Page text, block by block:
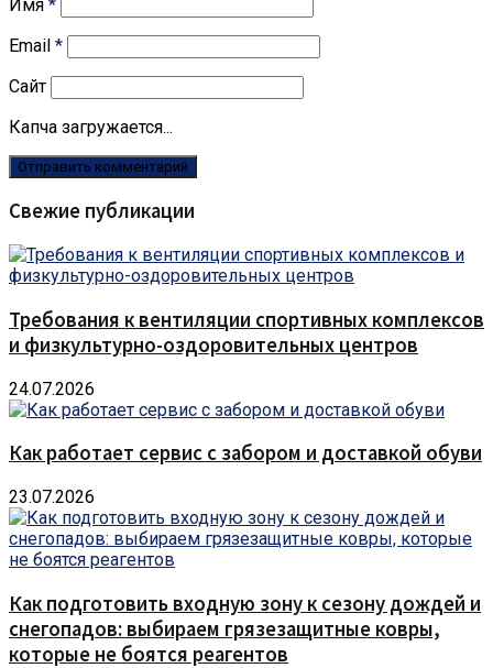
Имя *
Email *
Сайт
Капча загружается...
Свежие публикации
Требования к вентиляции спортивных комплексов
и физкультурно-оздоровительных центров
24.07.2026
Как работает сервис с забором и доставкой обуви
23.07.2026
Как подготовить входную зону к сезону дождей и
снегопадов: выбираем грязезащитные ковры,
которые не боятся реагентов